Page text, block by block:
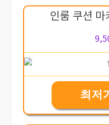
인룸 쿠션 마
최저